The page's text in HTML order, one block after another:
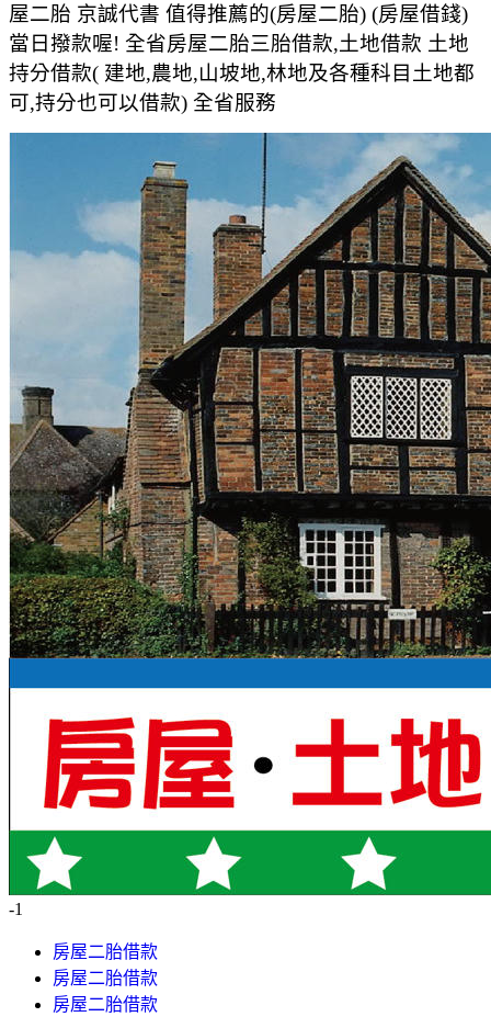
屋二胎 京誠代書 值得推薦的(房屋二胎) (房屋借錢)
當日撥款喔! 全省房屋二胎三胎借款,土地借款 土地
持分借款( 建地,農地,山坡地,林地及各種科目土地都
可,持分也可以借款) 全省服務
-1
房屋二胎借款
房屋二胎借款
房屋二胎借款